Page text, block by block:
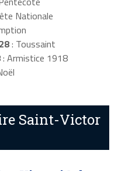
Nationale
: Toussaint
: Armistice 1918
Saint-Victor